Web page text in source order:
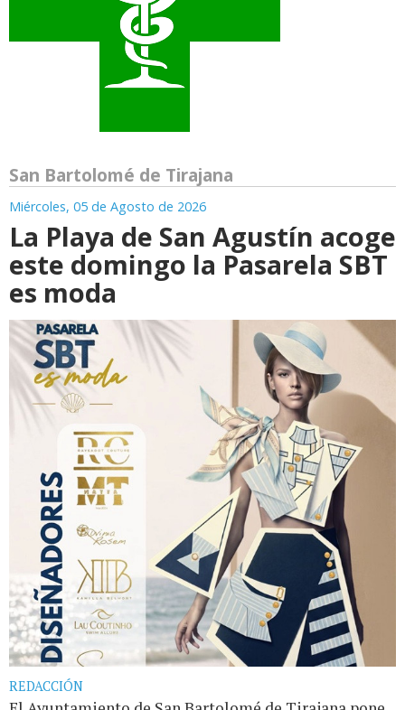
San Bartolomé de Tirajana
Miércoles, 05 de Agosto de 2026
La Playa de San Agustín acoge
este domingo la Pasarela SBT
es moda
REDACCIÓN